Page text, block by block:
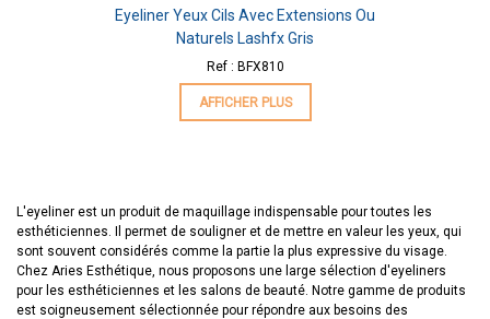
Eyeliner Yeux Cils Avec Extensions Ou
Naturels Lashfx Gris
Ref : BFX810
AFFICHER PLUS
L'eyeliner est un produit de maquillage indispensable pour toutes les
esthéticiennes. Il permet de souligner et de mettre en valeur les yeux, qui
sont souvent considérés comme la partie la plus expressive du visage.
Chez Aries Esthétique, nous proposons une large sélection d'eyeliners
pour les esthéticiennes et les salons de beauté. Notre gamme de produits
est soigneusement sélectionnée pour répondre aux besoins des